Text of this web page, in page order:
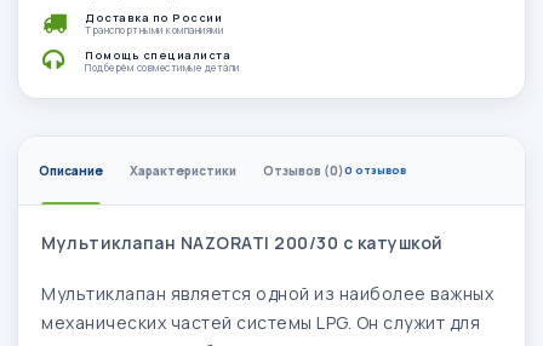
Доставка по России
Транспортными компаниями
Помощь специалиста
Подберём совместимые детали
Описание Характеристики Отзывов (0)0 отзывов
Мультиклапан NAZORATI 200/30 с катушкой
Мультиклапан является одной из наиболее важных
механических частей системы LPG. Он служит для